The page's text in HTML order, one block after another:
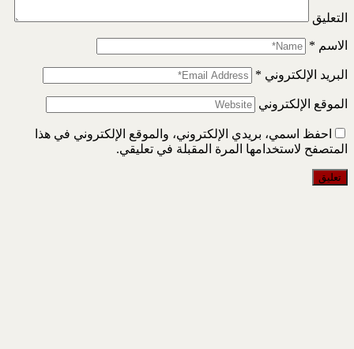
التعليق
الاسم *
البريد الإلكتروني *
الموقع الإلكتروني
احفظ اسمي، بريدي الإلكتروني، والموقع الإلكتروني في هذا
المتصفح لاستخدامها المرة المقبلة في تعليقي.